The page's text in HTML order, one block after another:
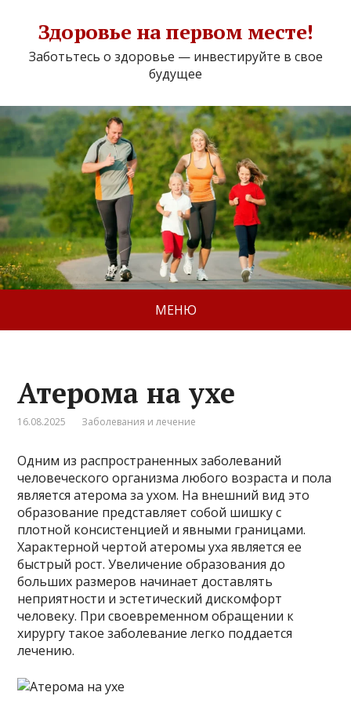
Здоровье на первом месте!
Заботьтесь о здоровье — инвестируйте в свое
будущее
МЕНЮ
Атерома на ухе
16.08.2025 Заболевания и лечение
Одним из распространенных заболеваний
человеческого организма любого возраста и пола
является атерома за ухом. На внешний вид это
образование представляет собой шишку с
плотной консистенцией и явными границами.
Характерной чертой атеромы уха является ее
быстрый рост. Увеличение образования до
больших размеров начинает доставлять
неприятности и эстетический дискомфорт
человеку. При своевременном обращении к
хирургу такое заболевание легко поддается
лечению.